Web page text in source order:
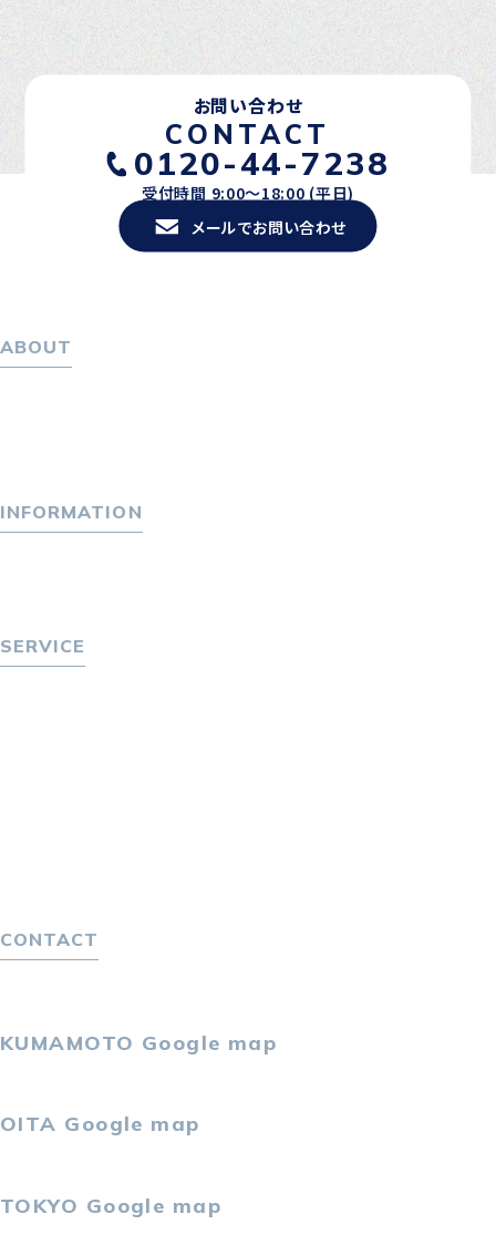
お問い合わせ
CONTACT
0120-44-7238
受付時間 9:00〜18:00 (平日)
メールでお問い合わせ
KUMAMOTO Google map
OITA Google map
TOKYO Google map
ABOUT
INFORMATION
SERVICE
CONTACT